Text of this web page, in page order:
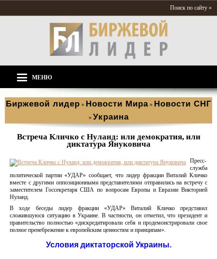
Поиск по сайту »
МЕНЮ
Биржевой лидер » Новости Мира » Новости СНГ
» Украина
Встреча Кличко с Нуланд: или демократия, или
диктатура Януковича
Пресс-
служба
политической партии «УДАР» сообщает, что лидер фракции Виталий Кличко
вместе с другими оппозиционными представителями отправились на встречу с
заместителем Госсекретаря США по вопросам Европы и Евразии Викторией
Нуланд.
В ходе беседы лидер фракции «УДАР» Виталий Кличко представил
сложившуюся ситуацию в Украине. В частности, он отметил, что президент и
правительство полностью «дискредитировали себя и продемонстрировали свое
полное пренебрежение к европейским ценностям и принципам».
Условия диктаторской Украины.